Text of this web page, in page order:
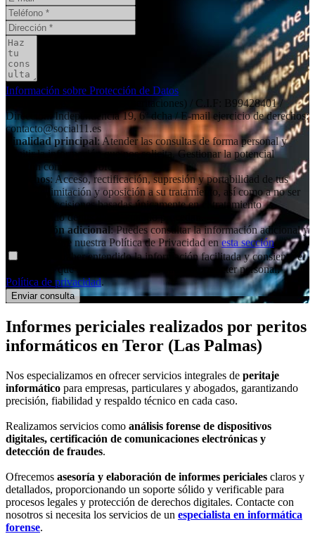
Información sobre Protección de Datos
: Social11 SL (peritaciones) / C.I.F: B99428401 /
Dirección: Independencia 19, 6º dcha / E-mail ejercicio de derechos:
contacto@social11.es
Finalidad principal: Atender las consultas de forma personal y
remitir la información que nos solicita. Gestionar la potencial
relación comercial/profesional.
Derechos: Acceso, rectificación, supresión y portabilidad de tus
datos, de limitación y oposición a su tratamiento, así como a no ser
objeto de decisiones basadas únicamente en el tratamiento
automatizado de tus datos, cuando procedan.
Información adicional: Puedes consultar la información adicional y
detallada sobre nuestra Política de Privacidad en esta sección.
Declaro haber entendido la información facilitada y consiento el
tratamiento que se efectuará de mis datos de carácter personal.
Política de privacidad.
Informes periciales realizados por peritos
informáticos en Teror (Las Palmas)
Nos especializamos en ofrecer servicios integrales de peritaje
informático para empresas, particulares y abogados, garantizando
precisión, fiabilidad y respaldo técnico en cada caso.
Realizamos servicios como análisis forense de dispositivos
digitales, certificación de comunicaciones electrónicas y
detección de fraudes.
Ofrecemos asesoría y elaboración de informes periciales claros y
detallados, proporcionando un soporte sólido y verificable para
procesos legales y protección de derechos digitales. Contacte con
nosotros si necesita los servicios de un especialista en informática
forense.